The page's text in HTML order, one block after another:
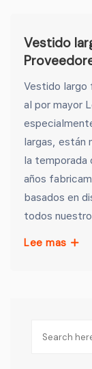
Vestido
Vestido largo
al por mayor
largas, están
la temporada
años
basados ​​en
todos
Lee mas